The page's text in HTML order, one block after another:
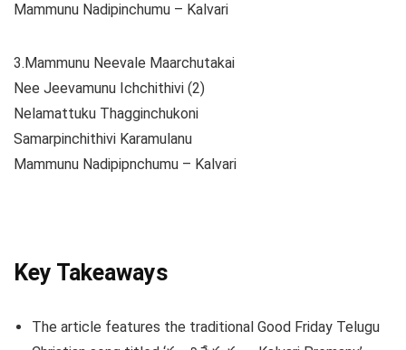
Mammunu Nadipinchumu – Kalvari
3.Mammunu Neevale Maarchutakai
Nee Jeevamunu Ichchithivi (2)
Nelamattuku Thagginchukoni
Samarpinchithivi Karamulanu
Mammunu Nadipipnchumu – Kalvari
Key Takeaways
The article features the traditional Good Friday Telugu